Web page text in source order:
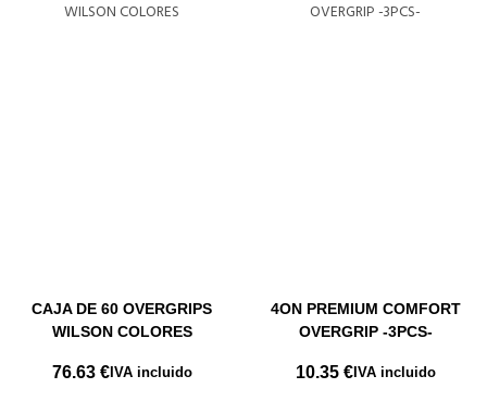
CAJA DE 60 OVERGRIPS
WILSON COLORES
76.63 €IVA incluido
4ON PREMIUM COMFORT
OVERGRIP -3PCS-
10.35 €IVA incluido